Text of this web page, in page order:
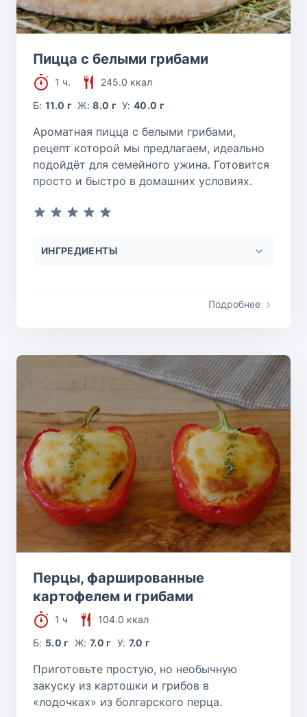
Пицца с белыми грибами
1 ч.
245.0 ккал
Б:11.0 г Ж:8.0 г У:40.0 г
Ароматная пицца с белыми грибами,
рецепт которой мы предлагаем, идеально
подойдёт для семейного ужина. Готовится
просто и быстро в домашних условиях.
ИНГРЕДИЕНТЫ
Подробнее
Перцы, фаршированные
картофелем и грибами
1 ч
104.0 ккал
Б: 5.0 г Ж: 7.0 г У: 7.0 г
Приготовьте простую, но необычную
закуску из картошки и грибов в
«лодочках» из болгарского перца.